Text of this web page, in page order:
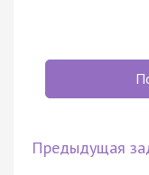
Предыдущая